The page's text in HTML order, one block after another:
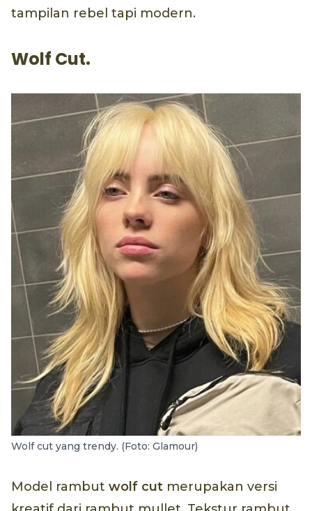
tampilan rebel tapi modern.
Wolf Cut.
Wolf cut yang trendy. (Foto: Glamour)
Model rambut wolf cut merupakan versi